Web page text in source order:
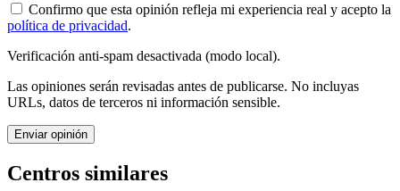
Confirmo que esta opinión refleja mi experiencia real y acepto la
política de privacidad.
Verificación anti-spam desactivada (modo local).
Las opiniones serán revisadas antes de publicarse. No incluyas
URLs, datos de terceros ni información sensible.
Enviar opinión
Centros similares